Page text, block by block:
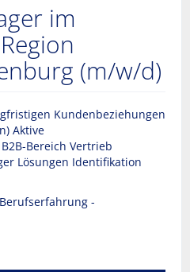
im
(m/w/d)
Kundenbeziehungen
Aktive
Bereich Vertrieb
Lösungen Identifikation
-